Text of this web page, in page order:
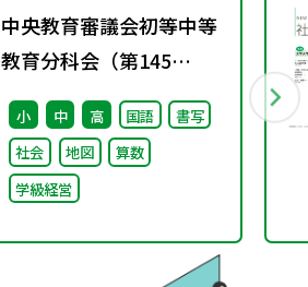
中央教育審議会初等中等
教育分科会（第145
回） 配付資料
小 中 高 国語
書写
社会
地図
算数
学級経営